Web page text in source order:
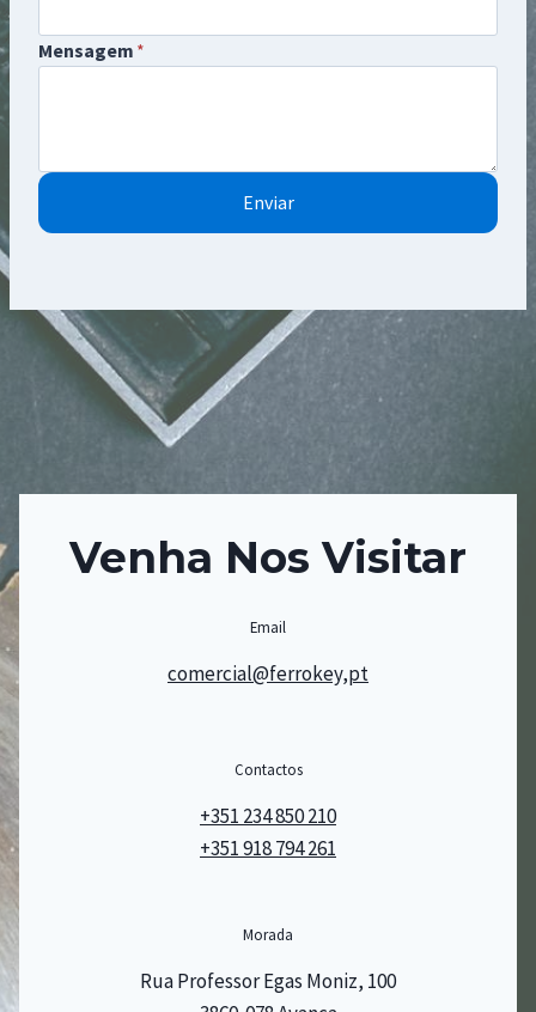
Mensagem *
Enviar
Venha Nos Visitar
Email
comercial@ferrokey,pt
Contactos
+351 234 850 210
+351 918 794 261
Morada
Rua Professor Egas Moniz, 100